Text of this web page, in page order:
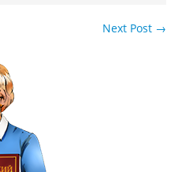
Next Post →